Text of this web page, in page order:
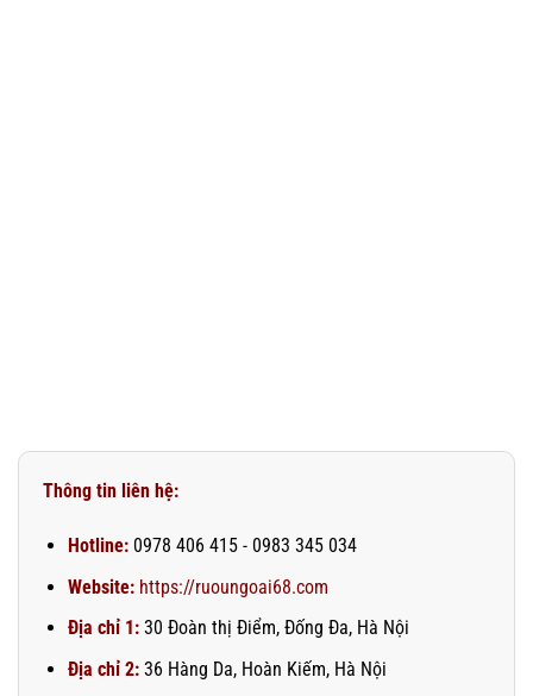
Thông tin liên hệ:
Hotline:0978 406 415 - 0983 345 034
Website: https://ruoungoai68.com
Địa chỉ 1:30 Đoàn thị Điểm, Đống Đa, Hà Nội
Địa chỉ 2:36 Hàng Da, Hoàn Kiếm, Hà Nội